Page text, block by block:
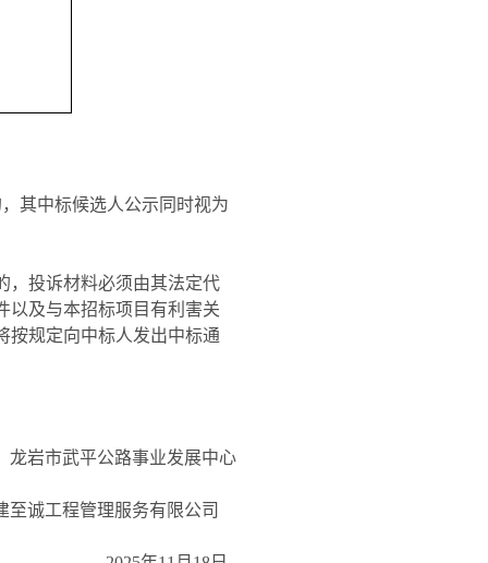
其中标候选人公示同时视为
，投诉材料必须由其法定代
以及与本招标项目有利害关
按规定向中标人发出中标通
龙岩市武平公路事业发展中心
至诚工程管理服务有限公司